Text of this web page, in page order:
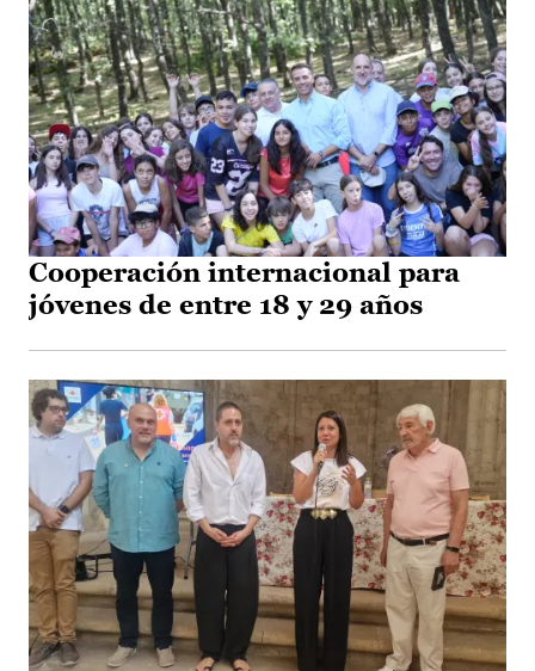
Cooperación internacional para
jóvenes de entre 18 y 29 años